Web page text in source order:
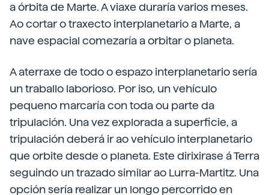
a órbita de Marte. A viaxe duraría varios meses.
Ao cortar o traxecto interplanetario a Marte, a
nave espacial comezaría a orbitar o planeta.
A aterraxe de todo o espazo interplanetario sería
un traballo laborioso. Por iso, un vehículo
pequeno marcaría con toda ou parte da
tripulación. Una vez explorada a superficie, a
tripulación deberá ir ao vehículo interplanetario
que orbite desde o planeta. Este dirixirase á Terra
seguindo un trazado similar ao Lurra-Martitz. Una
opción sería realizar un longo percorrido en